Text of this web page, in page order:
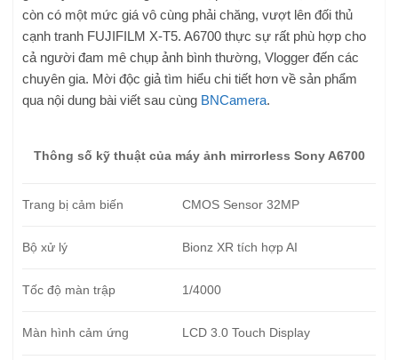
còn có một mức giá vô cùng phải chăng, vượt lên đối thủ
cạnh tranh FUJIFILM X-T5. A6700 thực sự rất phù hợp cho
cả người đam mê chụp ảnh bình thường, Vlogger đến các
chuyên gia. Mời độc giả tìm hiểu chi tiết hơn về sản phẩm
qua nội dung bài viết sau cùng BNCamera.
Thông số kỹ thuật của máy ảnh mirrorless Sony A6700
Trang bị cảm biến CMOS Sensor 32MP
Bộ xử lý Bionz XR tích hợp AI
Tốc độ màn trập 1/4000
Màn hình cảm ứng LCD 3.0 Touch Display